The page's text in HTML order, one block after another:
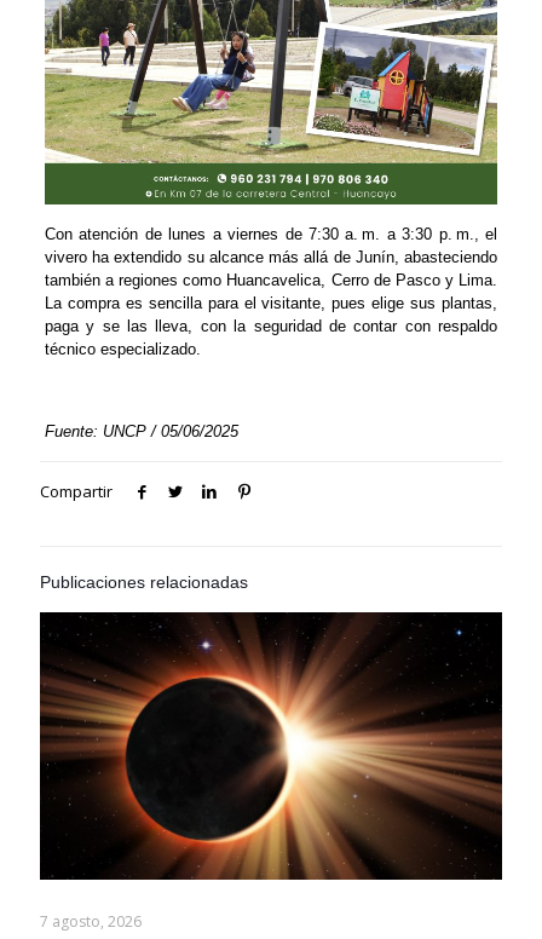
Con atención de lunes a viernes de 7:30 a. m. a 3:30 p. m., el
vivero ha extendido su alcance más allá de Junín, abasteciendo
también a regiones como Huancavelica, Cerro de Pasco y Lima.
La compra es sencilla para el visitante, pues elige sus plantas,
paga y se las lleva, con la seguridad de contar con respaldo
técnico especializado.
Fuente: UNCP / 05/06/2025
Compartir
Publicaciones relacionadas
7 agosto, 2026